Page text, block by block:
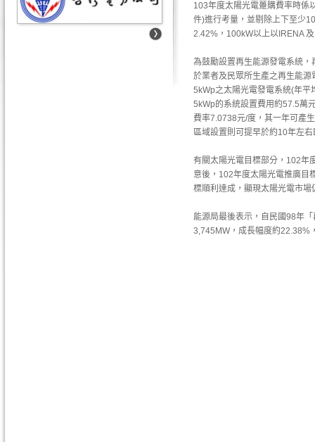
103年度太陽光電躉購費率時係
件)進行考量，並剔除上下至少
2.42%，100kW以上以IRENA
為鼓勵設置再生能源發電系統
於業者及民眾所生產之再生能
5kWp之太陽光電發電系統(年
5kWp的系統設置費用約57.5萬
費率7.0738元/度，其一年可產
區域設置則可提早於約10年左
有關太陽光電目標部分，102年
意後，102年度太陽光電推廣目
標順利達成，顯現太陽光電市
能源局最後表示，自民國98年
3,745MW，成長幅度約22.38%